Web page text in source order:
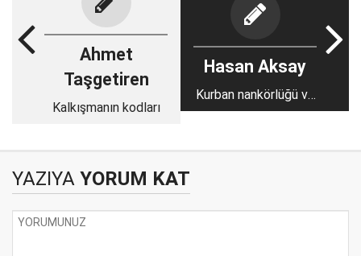
Ahmet
Taşgetiren
Kalkışmanın kodları
Hasan Aksay
Kurban nankörlüğü ve
nankörlük
YAZIYA YORUM KAT